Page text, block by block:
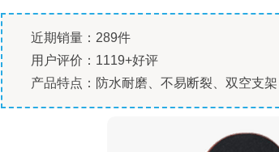
近期销量：289件
用户评价：1119+好评
产品特点：防水耐磨、不易断裂、双空支架